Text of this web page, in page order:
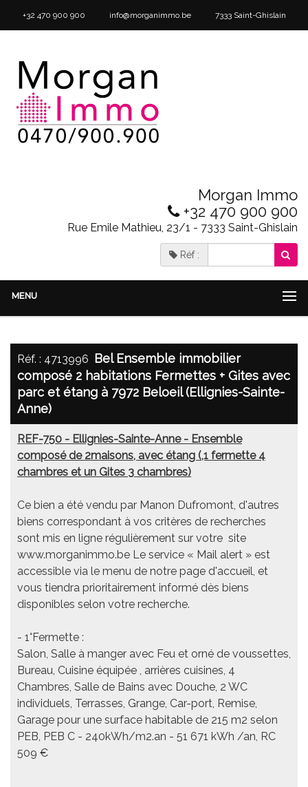
+32 470 900 900 info@morganimmo.be 7333 Saint-Ghislain
Morgan Immo
+32 470 900 900
Rue Emile Mathieu, 23/1 - 7333 Saint-Ghislain
Réf :
MENU
Réf. : 4713996 Bel Ensemble immobilier
composé 2 habitations Fermettes + Gites avec
parc et étang à 7972 Beloeil (Ellignies-Sainte-
Anne)
REF-750 - Ellignies-Sainte-Anne - Ensemble
composé de 2maisons, avec étang (,1 fermette 4
chambres et un Gites 3 chambres)
Ce bien a été vendu par Manon Dufromont, d'autres
biens correspondant à vos critères de recherches
sont mis en ligne régulièrement sur votre site
www.morganimmo.be Le service « Mail alert » est
accessible via le menu de notre page d'accueil, et
vous tiendra prioritairement informé dès biens
disponibles selon votre recherche.
- 1°Fermette :
Salon, Salle à manger avec Feu et orné de voussettes,
Bureau, Cuisine équipée , arrières cuisines, 4
Chambres, Salle de Bains avec Douche, 2 WC
individuels, Terrasses, Grange, Car-port, Remise,
Garage pour une surface habitable de 215 m2 selon
PEB, PEB C - 240kWh/m2.an - 51 671 kWh /an, RC
509 €